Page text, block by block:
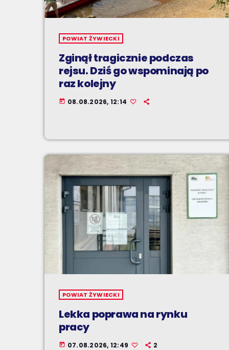
POWIAT ŻYWIECKI
Zginął tragicznie podczas
rejsu. Dziś go wspominają po
raz kolejny
today 08.08.2026, 12:14
POWIAT ŻYWIECKI
Lekka poprawa na rynku
pracy
today 07.08.2026, 12:49 2